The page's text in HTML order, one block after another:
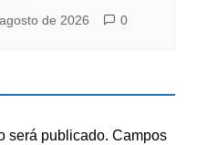
de 2026 0
será publicado. Campos